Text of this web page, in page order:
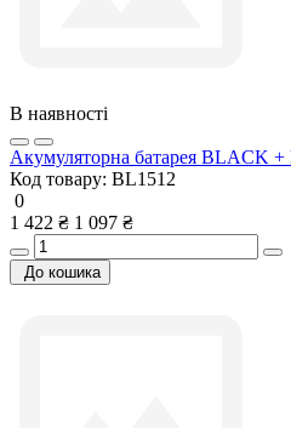
В наявності
Акумуляторна батарея BLACK
Код товару: BL1512
0
1 422 ₴ 1 097 ₴
До кошика